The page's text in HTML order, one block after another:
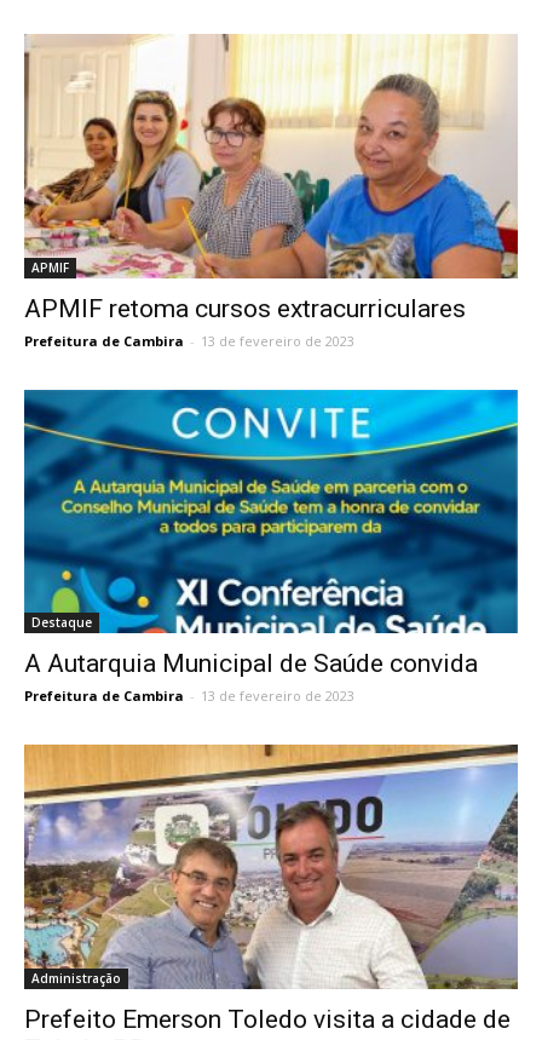
APMIF
APMIF retoma cursos extracurriculares
Prefeitura de Cambira - 13 de fevereiro de 2023
Destaque
A Autarquia Municipal de Saúde convida
Prefeitura de Cambira - 13 de fevereiro de 2023
Administração
Prefeito Emerson Toledo visita a cidade de